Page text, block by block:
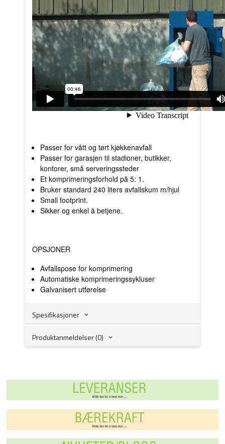
Passer for vått og tørt kjøkkenavfall
Passer for garasjen til stadioner, butikker,
kontorer, små serveringssteder
Et komprimeringsforhold på 5: 1.
Bruker standard 240 liters avfallskum m/hjul
Small footprint.
Sikker og enkel å betjene.
OPSJONER
Avfallspose for komprimering
Automatiske komprimeringssykluser
Galvanisert utførelse
Spesifikasjoner
Produktanmeldelser (0)